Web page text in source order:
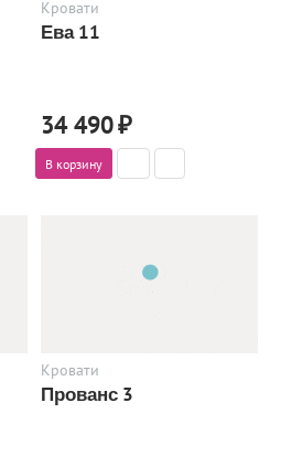
Кровати
Ева 11
34 490₽
В корзину
Кровати
Прованс 3